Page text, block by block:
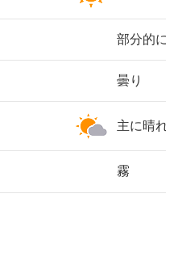
部分的に
曇り
主に晴れ
霧